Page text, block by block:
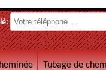
Tubage de